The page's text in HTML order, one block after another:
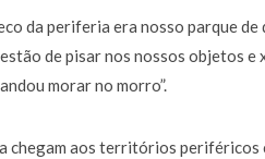
da periferia era nosso parque
de pisar nos nossos objetos e
morar no morro”.
chegam aos territórios